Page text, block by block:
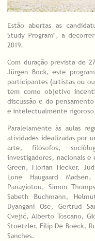
Estão abertas as
Study Program", a
2019.
Com duração prevista de
Jürgen Bock, este
participantes (artistas ou
tem como objetivo
discussão e do
e intelectualmente
Paralelamente às aulas
atividades idealizadas por
arte, filósofos,
investigadores, nacionais e
Green, Florian Hecker,
Lone Haugaard
Panayiotou, Simon
Sabeth Buchmann,
Dyangani Ose, Gertrud
Cvejić, Alberto Toscano,
Stoetzler, Filip De Boeck,
Sanches.